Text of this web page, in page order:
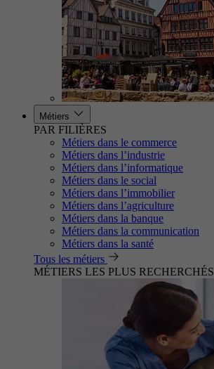
Métiers
PAR FILIÈRES
Métiers dans le commerce
Métiers dans l’industrie
Métiers dans l’informatique
Métiers dans le social
Métiers dans l’immobilier
Métiers dans l’agriculture
Métiers dans la banque
Métiers dans la communication
Métiers dans la santé
Tous les métiers
MÉTIERS LES PLUS RECHERCHÉS